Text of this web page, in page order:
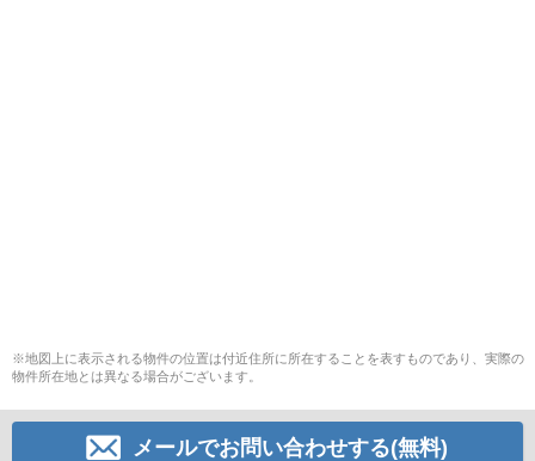
※地図上に表示される物件の位置は付近住所に所在することを表すものであり、実際の
物件所在地とは異なる場合がございます。
メールでお問い合わせする(無料)